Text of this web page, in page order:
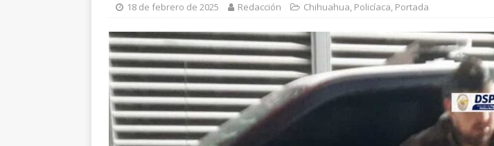
[ 7 de agosto de 2026 ] Marco Bonilla lidera preferencias electorales
encuestas
CHIHUAHUA MARCO BONILLA
[ 8 de agosto de 2026 ] El juego sin reglas: Jorge Soto ESTATAL
18 de febrero de 2025 Redacción Chihuahua, Policíaca, Portada